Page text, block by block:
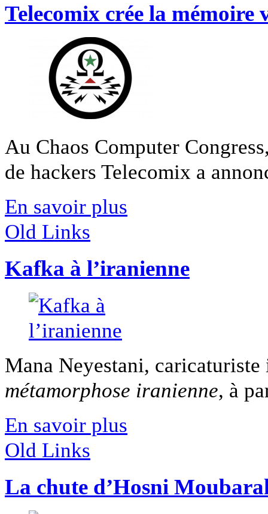
Telecomix crée la mémoire
Au Chaos Computer
de hackers Telecomix a
En savoir plus
Old Links
Kafka à l’iranienne
Mana Neyestani,
métamorphose iranienne, à
En savoir plus
Old Links
La chute d’Hosni